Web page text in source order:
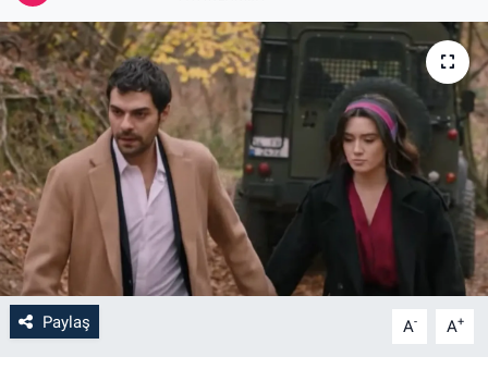
Paylaş A- A+